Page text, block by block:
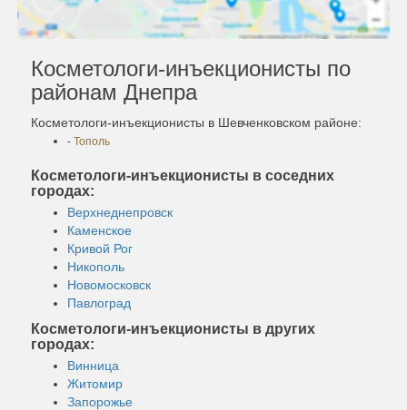
Косметологи-инъекционисты по
районам Днепра
Косметологи-инъекционисты в Шевченковском районе:
- Тополь
Косметологи-инъекционисты в соседних
городах:
Верхнеднепровск
Каменское
Кривой Рог
Никополь
Новомосковск
Павлоград
Косметологи-инъекционисты в других
городах:
Винница
Житомир
Запорожье